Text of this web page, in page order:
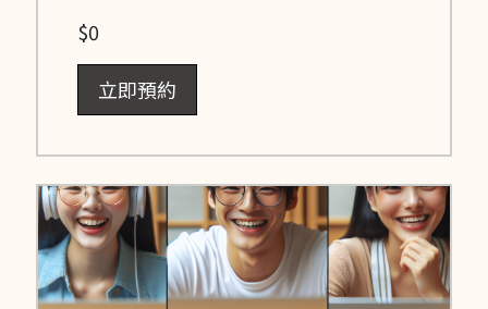
$0
立即預約